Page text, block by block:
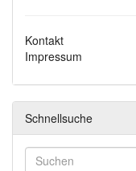
Kontakt
Impressum
Schnellsuche